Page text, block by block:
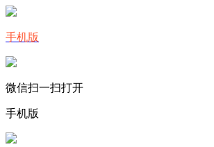
手机版
微信扫一扫打开
手机版